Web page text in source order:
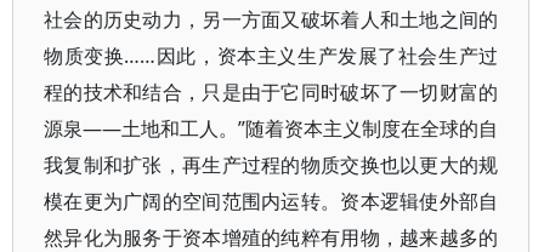
社会的历史动力，另一方面又破坏着人和土地之间的
物质变换……因此，资本主义生产发展了社会生产过
程的技术和结合，只是由于它同时破坏了一切财富的
源泉——土地和工人。”随着资本主义制度在全球的自
我复制和扩张，再生产过程的物质交换也以更大的规
模在更为广阔的空间范围内运转。资本逻辑使外部自
然异化为服务于资本增殖的纯粹有用物，越来越多的